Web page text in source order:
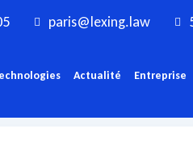
paris@lexing.law
Actualité Entreprise